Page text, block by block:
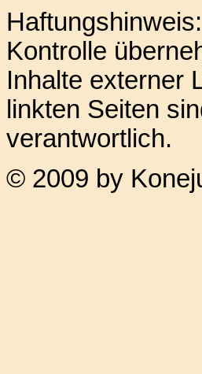
Kontrolle
Inhalte externer
linkten Seiten
verantwortlich.
© 2009 by